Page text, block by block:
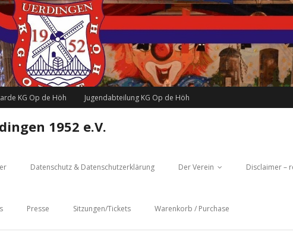
KG Op de Höh Jugendabteilung KG Op de Höh
1952 e.V.
Datenschutz & Datenschutzerklärung Der Verein Disclaimer –
Presse Sitzungen/Tickets Warenkorb / Purchase